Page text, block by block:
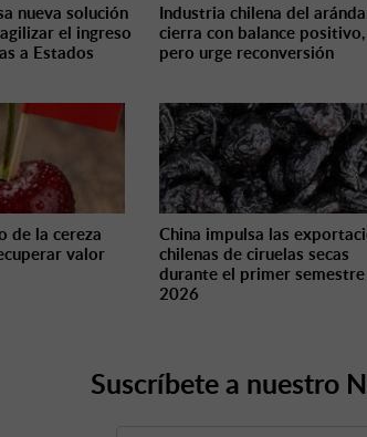
nueva solución
el ingreso
a Estados
Industria chilena del
cierra con balance positivo,
pero urge reconversión
de la cereza
valor
China impulsa las
chilenas de ciruelas secas
durante el primer
2026
Suscríbete a nuestro